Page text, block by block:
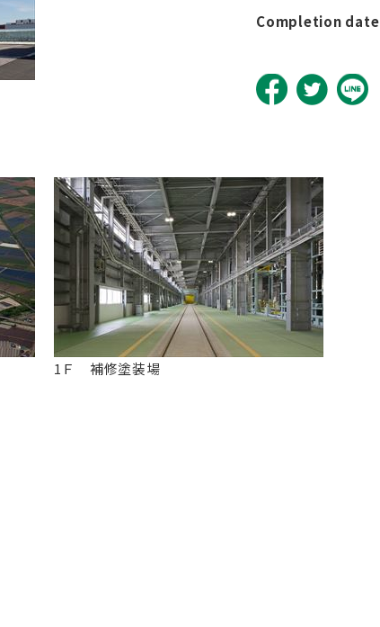
Completion date
1Ｆ 補修塗装場